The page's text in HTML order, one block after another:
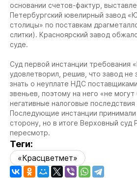
основании счетов-фактур,
Петербургский ювелирный завод
столицы» по поставкам
слитки). Красноярский завод
суде.
Суд первой инстанции требования
удовлетворил, решив, что завод не
знать о неуплате НДС
звеньев, поэтому на него «не
негативные налоговые
Последующие инстанции
сторону, но в итоге Верховный суд
пересмотр.
Теги:
«Красцветмет»